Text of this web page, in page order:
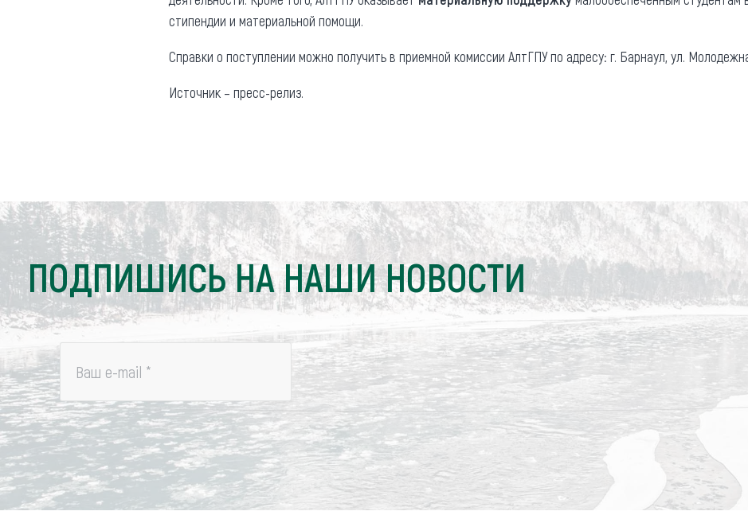
стипендии и материальной помощи.
Справки о поступлении можно получить в приемной комиссии АлтГПУ по адресу: г. Барнаул, ул.
Источник – пресс-релиз.
ПОДПИШИСЬ НА НАШИ НОВОСТИ
Ваш e-mail *